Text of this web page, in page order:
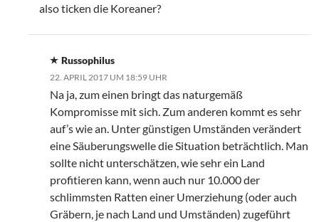
also ticken die Koreaner?
Russophilus
22. APRIL 2017 UM 18:59 UHR
Na ja, zum einen bringt das naturgemäß
Kompromisse mit sich. Zum anderen kommt es sehr
auf’s wie an. Unter günstigen Umständen verändert
eine Säuberungswelle die Situation beträchtlich. Man
sollte nicht unterschätzen, wie sehr ein Land
profitieren kann, wenn auch nur 10.000 der
schlimmsten Ratten einer Umerziehung (oder auch
Gräbern, je nach Land und Umständen) zugeführt